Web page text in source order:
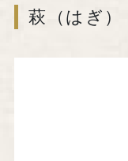
萩（はぎ）